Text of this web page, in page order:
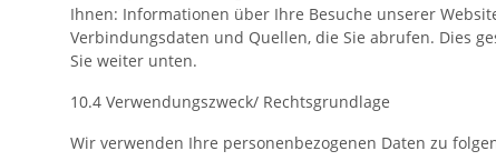
Ihnen: Informationen über Ihre Besuche unserer
Verbindungsdaten und Quellen, die Sie abrufen. Dies
Sie weiter unten.
10.4 Verwendungszweck/ Rechtsgrundlage
Wir verwenden Ihre personenbezogenen Daten zu